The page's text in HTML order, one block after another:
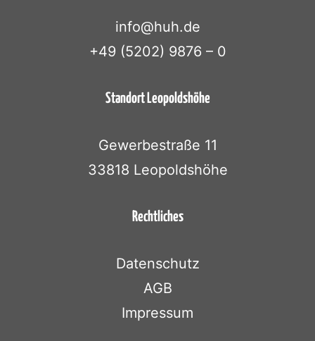
info@huh.de
+49 (5202) 9876 – 0
Standort Leopoldshöhe
Gewerbestraße 11
33818 Leopoldshöhe
Rechtliches
Datenschutz
AGB
Impressum